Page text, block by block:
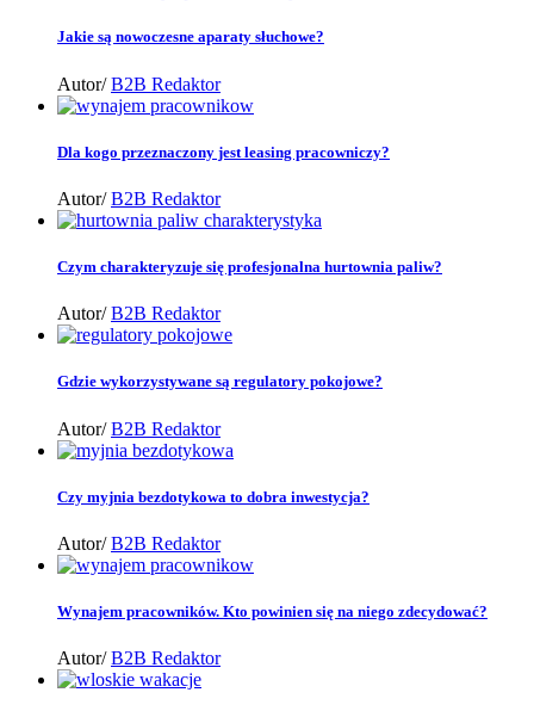
Jakie są nowoczesne aparaty słuchowe?
Autor/B2B Redaktor
Dla kogo przeznaczony jest leasing pracowniczy?
Autor/B2B Redaktor
Czym charakteryzuje się profesjonalna hurtownia paliw?
Autor/B2B Redaktor
Gdzie wykorzystywane są regulatory pokojowe?
Autor/B2B Redaktor
Czy myjnia bezdotykowa to dobra inwestycja?
Autor/B2B Redaktor
Wynajem pracowników. Kto powinien się na niego zdecydować?
Autor/B2B Redaktor